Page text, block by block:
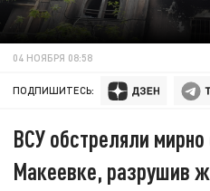
04 НОЯБРЯ 08:58
ПОДПИШИТЕСЬ:
ВСУ обстреляли
Макеевке, разрушив